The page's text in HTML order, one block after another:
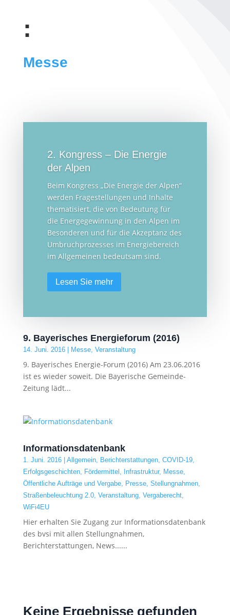
:
Messe
2. Kongress – Die Energie
der Alpen
Beim Kongress „Die Energie der Alpen“
werden Fragestellungen und Inhalte
thematisiert, die von Bedeutung für
die Energegewinnung in den Alpen im
Besonderen und für die Akzeptanz des
Umbruchprozesses im Energiebereich
im Allgemeinen bedeutsam sind.
Lesen Sie mehr
9. Bayerisches Energieforum (2016)
14. Juni. 2016| Messe, Veranstaltung
9. Bayerisches Energie-Forum (2016) Am 23.06.2016
ist es wieder soweit. Die Bayerische Gemeinde-
Zeitung lädt...
Informationsdatenbank
1. Juni. 2016| Allgemein, Berichterstattungen, COVID-19,
Erfolgsgeschichten, Fördermittel Infrastruktur, Messe,
Öffentliche Aufträge und Vergabe, Presse, Stellungnahmen,
Straßenbeleuchtung 2.0, Veranstaltung, Vergaberecht,
WiFi4EU
Hier erhalten Sie Zugang zur Informationsdatenbank
des bvsi mit allen Stellungnahmen,
Berichterstattungen, News......
Keine Ergebnisse gefunden